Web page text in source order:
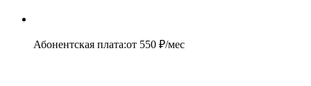
Абонентская плата:от 550 ₽/мес